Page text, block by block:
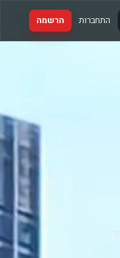
התחברות הרשמה